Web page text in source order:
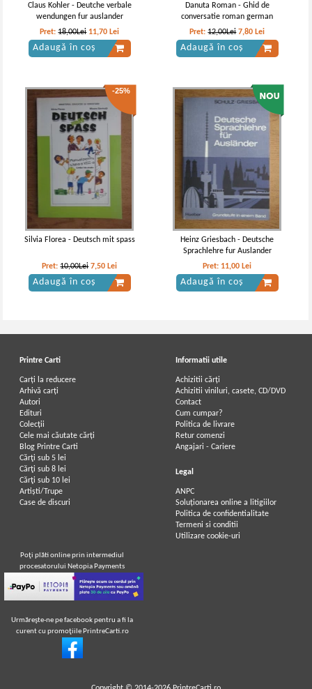
Claus Kohler - Deutche verbale
wendungen fur auslander
Pret:18,00Lei 11,70 Lei
Adaugă în coș
Danuta Roman - Ghid de
conversatie roman german
Pret:12,00Lei 7,80 Lei
Adaugă în coș
-25%
Silvia Florea - Deutsch mit spass
Pret:10,00Lei 7,50 Lei
Adaugă în coș
Heinz Griesbach - Deutsche
Sprachlehre fur Auslander
Pret: 11,00 Lei
Adaugă în coș
Printre Carti
Carți la reducere
Arhivă carți
Autori
Edituri
Colecții
Cele mai căutate cărți
Blog Printre Carti
Cărţi sub 5 lei
Cărţi sub 8 lei
Cărţi sub 10 lei
Artiști/Trupe
Case de discuri
Informatii utile
Achizitii cărți
Achizitii viniluri, casete, CD/DVD
Contact
Cum cumpar?
Politica de livrare
Retur comenzi
Angajari - Cariere
Legal
ANPC
Soluționarea online a litigiilor
Politica de confidentialitate
Termeni si conditii
Utilizare cookie-uri
Poţi plăti online prin intermediul
procesatorului Netopia Payments
Urmăreşte-ne pe facebook pentru a fi la
curent cu promoţiile PrintreCarti.ro